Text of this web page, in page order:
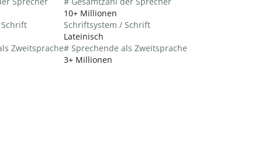
Zweitsprache
10+ Millionen
Schriftsystem / Schrift
Lateinisch
# Sprechende als Zweitsprache
3+ Millionen